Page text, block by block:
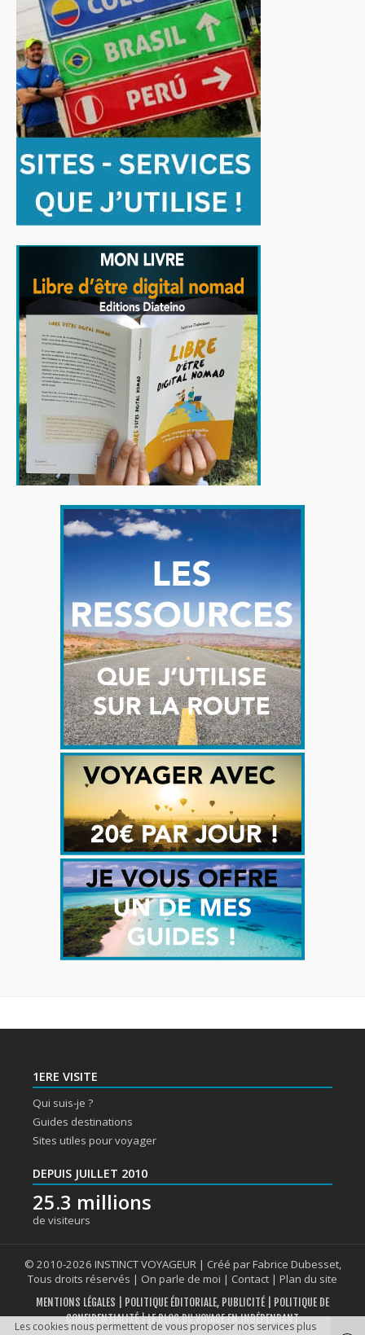
1ERE VISITE
Qui suis-je ?
Guides destinations
Sites utiles pour voyager
DEPUIS JUILLET 2010
25.3 millions
de visiteurs
© 2010-2026 INSTINCT VOYAGEUR | Créé par Fabrice Dubesset,
Tous droits réservés | On parle de moi | Contact | Plan du site
MENTIONS LÉGALES POLITIQUE ÉDITORIALE, PUBLICITÉ
POLITIQUE DE
CONFIDENTIALITÉ| LE BLOG DU VOYAGE EN INDÉPENDANT
Les cookies nous permettent de vous proposer nos services plus